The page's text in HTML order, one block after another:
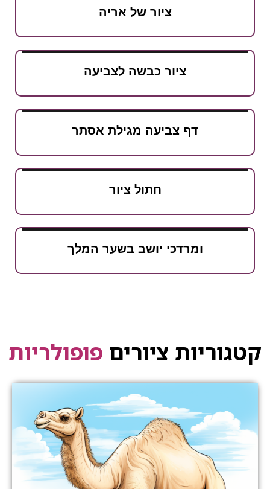
ציור של אריה
ציור כבשה לצביעה
דף צביעה מגילת אסתר
חתול ציור
ומרדכי יושב בשער המלך
קטגוריות ציורים פופולריות